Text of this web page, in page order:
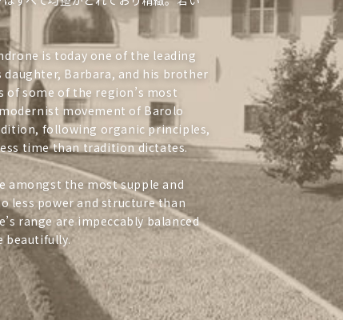
is today one of the leading
Barbara, and his brother
of some of the region’s most
movement of Barolo
following organic principles,
time than tradition dictates.
amongst the most supple and
less power and structure than
range are impeccably balanced
beautifully.